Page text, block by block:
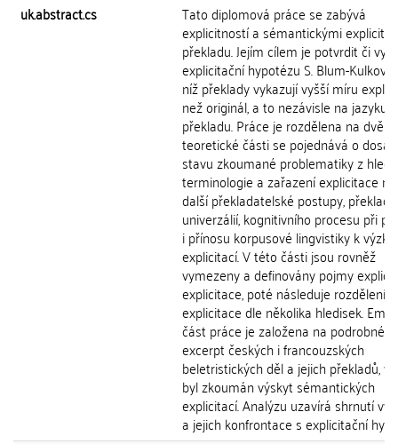
uk.abstract.cs
Tato diplomová práce se zabývá
explicitností a sémantickými
překladu. Jejím cílem je potvrdit či
explicitační hypotézu S. Blum-
níž překlady vykazují vyšší míru
než originál, a to nezávisle na jazyku
překladu. Práce je rozdělena na dvě
teoretické části se pojednává o
stavu zkoumané problematiky z
terminologie a zařazení explicitace
další překladatelské postupy,
univerzálií, kognitivního procesu při
i přínosu korpusové lingvistiky k
explicitací. V této části jsou rovněž
vymezeny a definovány pojmy
explicitace, poté následuje rozdělení
explicitace dle několika hledisek.
část práce je založena na podrobné
excerpt českých i francouzských
beletristických děl a jejich překladů, v
byl zkoumán výskyt sémantických
explicitací. Analýzu uzavírá shrnutí
a jejich konfrontace s explicitační